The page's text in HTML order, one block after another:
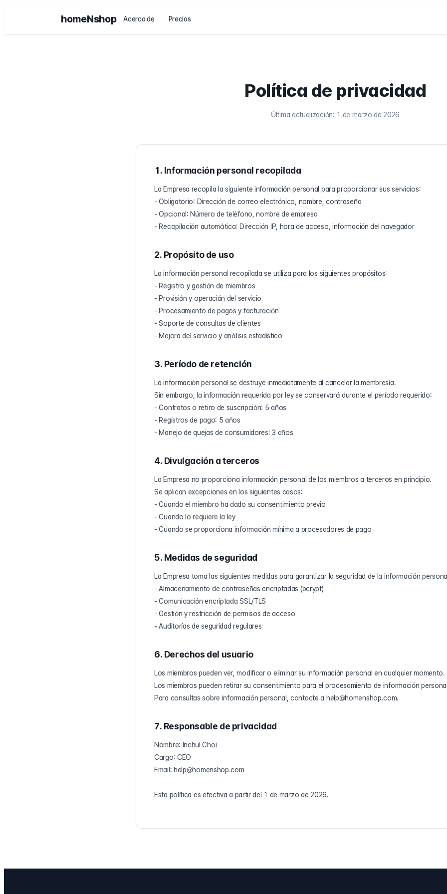
homeNshop Acerca de Precios
Política de privacidad
Última actualización: 1 de marzo de 2026
1. Información personal recopilada
La Empresa recopila la siguiente información personal para proporcionar sus servicios:
- Obligatorio: Dirección de correo electrónico, nombre, contraseña
- Opcional: Número de teléfono, nombre de empresa
- Recopilación automática: Dirección IP, hora de acceso, información del navegador
2. Propósito de uso
La información personal recopilada se utiliza para los siguientes propósitos:
- Registro y gestión de miembros
- Provisión y operación del servicio
- Procesamiento de pagos y facturación
- Soporte de consultas de clientes
- Mejora del servicio y análisis estadístico
3. Período de retención
La información personal se destruye inmediatamente al cancelar la membresía.
Sin embargo, la información requerida por ley se conservará durante el período requerido:
- Contratos o retiro de suscripción: 5 años
- Registros de pago: 5 años
- Manejo de quejas de consumidores: 3 años
4. Divulgación a terceros
La Empresa no proporciona información personal de los miembros a terceros en principio.
Se aplican excepciones en los siguientes casos:
- Cuando el miembro ha dado su consentimiento previo
- Cuando lo requiere la ley
- Cuando se proporciona información mínima a procesadores de pago
5. Medidas de seguridad
La Empresa toma las siguientes medidas para garantizar la seguridad de la información
- Almacenamiento de contraseñas encriptadas (bcrypt)
- Comunicación encriptada SSL/TLS
- Gestión y restricción de permisos de acceso
- Auditorías de seguridad regulares
6. Derechos del usuario
Los miembros pueden ver, modificar o eliminar su información personal en cualquier momento.
Los miembros pueden retirar su consentimiento para el procesamiento de información
Para consultas sobre información personal, contacte a help@homenshop.com.
7. Responsable de privacidad
Nombre: Inchul Choi
Cargo: CEO
Email: help@homenshop.com
Esta política es efectiva a partir del 1 de marzo de 2026.